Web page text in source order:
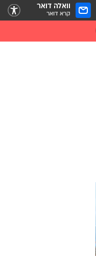
וואלה דואר
קרא דואר